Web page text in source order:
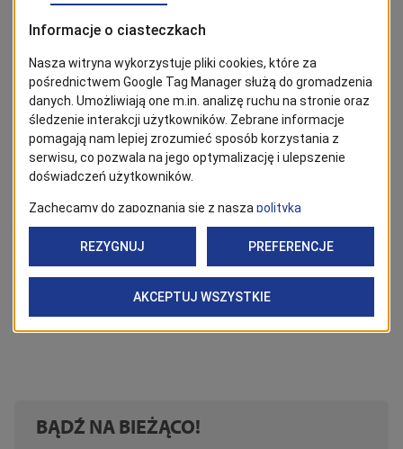
przekazania Wykonawcy placu budowy.
2 Etap realizacyjny - 30 miesięcy od daty zawarcia
umowy.
Generalnym Wykonawcą jest STRABAG Sp. z o.o.
nad realizacją inwestycji sprawuje spółka
Szczecińskie Inwestycje Miejskie Sp. z o.o.
Zadanie dofinansowane jest ze środków
Rządowego Funduszu Polski Ład: Program
Inwestycji Strategicznych.
BĄDŹ NA BIEŻĄCO!